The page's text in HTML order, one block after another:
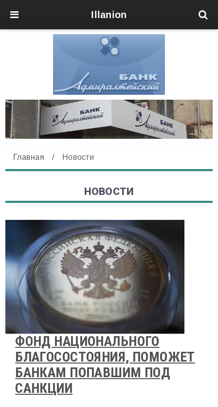
Illanion
Главная / Новости
НОВОСТИ
ФОНД НАЦИОНАЛЬНОГО
БЛАГОСОСТОЯНИЯ, ПОМОЖЕТ
БАНКАМ ПОПАВШИМ ПОД
САНКЦИИ